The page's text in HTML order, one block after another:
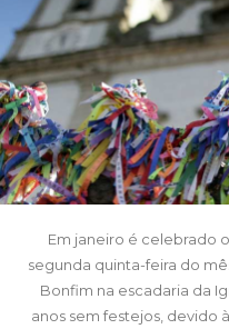
Em janeiro é celebrado
segunda quinta-feira do
Bonfim na escadaria da
anos sem festejos, devido